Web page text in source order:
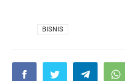
BISNIS